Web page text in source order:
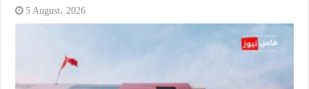
5 August، 2026